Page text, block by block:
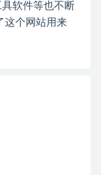
软件等也不断
这个网站用来